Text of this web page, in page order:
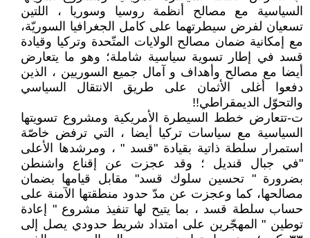
السياسية مع مصالح أنظمة روسيا وسوريا ، اللتين
تسعيان لفرض سيطرتهما على كامل الجغرافيا السوريّة،
مع إمكانية ضمان مصالح الولايات المتّحدة وتركيا وقيادة
قسد في إطار تسوية سياسية شاملة؛ وهو ما يتعارض
أيضا مع مصالح وأهداف و آمال جميع السوريين ، الذين
دفعوا أغلى الأثمان على طريق الانتقال السياسي
والتحوّل الديمقراطي!!
ت-تتعارض خطط السيطرة الأمريكية ومشروع تسويتها
السياسية مع سياسات تركيا أيضا ، التي ترفض خاصّة
استمرار سلطة ذاتية بقيادة "قسد " ، ومرشدها الأعلى
"في جبال قنديل ؛ وقد عجزت عن إقناع واشنطن
بضرورة " تحسين سلوك قسد" مقابل قيامها بضمان
مصالحها، كما وعجزت عن مدّ حدود منطقتها الآمنة على
حساب سلطة قسد ، بما يتيح لها تنفيذ مشروع " إعادة
توطين " المهجّرين على امتداد شريط حدودي يصل إلى